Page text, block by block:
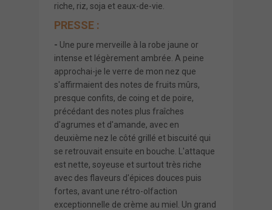
riche, riz, soja et eaux-de-vie.
PRESSE :
- Une pure merveille à la robe jaune or
intense et légèrement ambrée. A peine
approchai-je le verre de mon nez que
s'affirmaient des notes de fruits mûrs,
presque confits, de coing et de poire,
précédant des notes plus fraîches
d'agrumes et d'amande, avec en
deuxième nez le côté grillé et biscuité qui
se retrouvait ensuite en bouche. L'attaque
est nette, soyeuse et surtout très riche
avec des flaveurs d'épices douces puis
fortes, avant une rétro-olfaction
exceptionnelle de crème au miel. Un grand